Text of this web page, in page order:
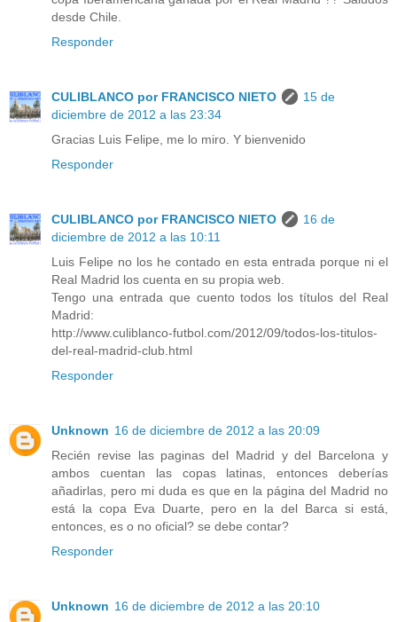
desde Chile.
Responder
CULIBLANCO por FRANCISCO NIETO
15 de
diciembre de 2012 a las 23:34
Gracias Luis Felipe, me lo miro. Y bienvenido
Responder
CULIBLANCO por FRANCISCO NIETO
16 de
diciembre de 2012 a las 10:11
Luis Felipe no los he contado en esta entrada porque ni el
Real Madrid los cuenta en su propia web.
Tengo una entrada que cuento todos los títulos del Real
Madrid:
http://www.culiblanco-futbol.com/2012/09/todos-los-titulos-
del-real-madrid-club.html
Responder
Unknown 16 de diciembre de 2012 a las 20:09
Recién revise las paginas del Madrid y del Barcelona y
ambos cuentan las copas latinas, entonces deberías
añadirlas, pero mi duda es que en la página del Madrid no
está la copa Eva Duarte, pero en la del Barca si está,
entonces, es o no oficial? se debe contar?
Responder
Unknown 16 de diciembre de 2012 a las 20:10